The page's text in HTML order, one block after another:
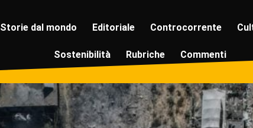
Storie dal mondo Editoriale Controcorrente
Sostenibilità Rubriche Commenti